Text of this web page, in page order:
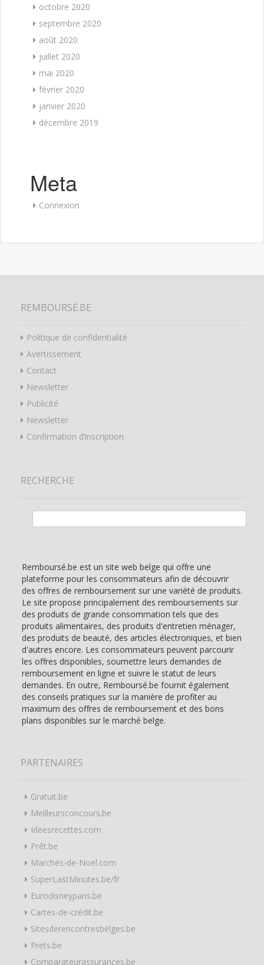
octobre 2020
septembre 2020
août 2020
juillet 2020
mai 2020
février 2020
janvier 2020
décembre 2019
Meta
Connexion
REMBOURSÉ.BE
Politique de confidentialité
Avertissement
Contact
Newsletter
Publicité
Newsletter
Confirmation d’inscription
RECHERCHE
Remboursé.be est un site web belge qui offre une
plateforme pour les consommateurs afin de découvrir
des offres de remboursement sur une variété de produits.
Le site propose principalement des remboursements sur
des produits de grande consommation tels que des
produits alimentaires, des produits d'entretien ménager,
des produits de beauté, des articles électroniques, et bien
d'autres encore. Les consommateurs peuvent parcourir
les offres disponibles, soumettre leurs demandes de
remboursement en ligne et suivre le statut de leurs
demandes. En outre, Remboursé.be fournit également
des conseils pratiques sur la manière de profiter au
maximum des offres de remboursement et des bons
plans disponibles sur le marché belge.
PARTENAIRES
Gratuit.be
Meilleursconcours.be
Ideesrecettes.com
Prêt.be
Marchés-de-Noël.com
SuperLastMinutes.be/fr
Eurodisneyparis.be
Cartes-de-crédit.be
Sitesderencontresbelges.be
Prets.be
Comparateurassurances.be